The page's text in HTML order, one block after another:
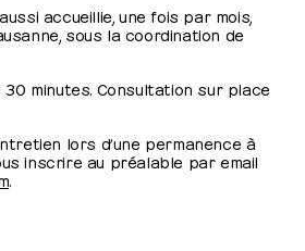
accueillie, une fois par mois,
sous la coordination de
30 minutes. Consultation sur place
lors d’une permanence à
inscrire au préalable par email